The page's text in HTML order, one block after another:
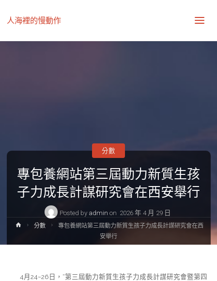
人海裡的慢動作
專包養網站第三屆動力新質生孩
子力成長計謀研究會在西安舉行
Posted by admin on 2026 年 4 月 29 日
分數
Home分數
專包養網站第三屆動力新質生孩子力成長計謀研究會在西
安舉行
4月24~26日，“第三屆動力新質生孩子力成長計謀研究會暨第四